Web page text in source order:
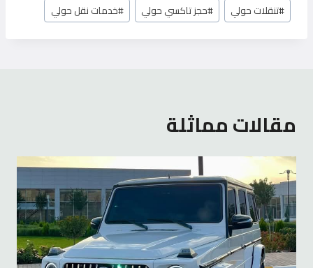
#تنقلات حولي #حجز تاكسي حولي #خدمات نقل حولي
مقالات مماثلة